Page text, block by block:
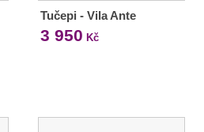
Tučepi - Vila Ante
3 950 Kč